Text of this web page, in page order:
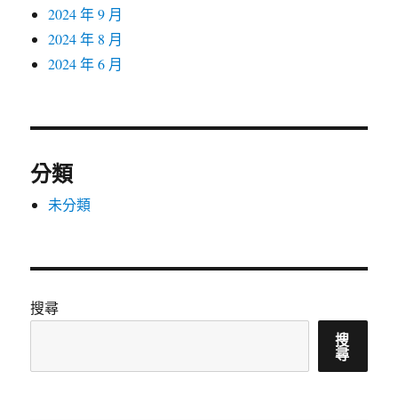
2024 年 9 月
2024 年 8 月
2024 年 6 月
分類
未分類
搜尋
搜
尋